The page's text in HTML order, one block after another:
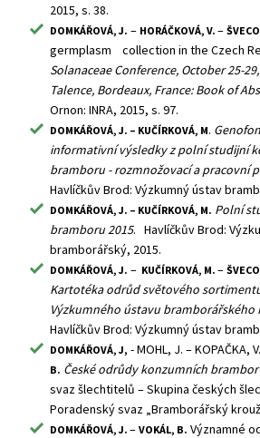
2015, s. 38.
DOMKÁŘOVÁ, J. – HORÁČKOVÁ, V. –
germplasm collection in the Czech
Solanaceae Conference, October 25-
Talence, Bordeaux, France: Book of
Ornon: INRA, 2015, s. 97.
DOMKÁŘOVÁ, J. – KUČÍRKOVÁ, M.
informativní výsledky z polní studijní
bramboru - rozmnožovací a pracovní
Havlíčkův Brod: Výzkumný ústav
DOMKÁŘOVÁ, J. – KUČÍRKOVÁ, M. Polní
bramboru 2015. Havlíčkův Brod:
bramborářský, 2015.
DOMKÁŘOVÁ, J. – KUČÍRKOVÁ, M. –
Kartotéka odrůd světového
Výzkumného ústavu bramborářského
Havlíčkův Brod: Výzkumný ústav
DOMKÁŘOVÁ, J, - MOHL, J. – KOPAČKA,
B. České odrůdy konzumních brambor
svaz šlechtitelů – Skupina českých
Poradenský svaz „Bramborářský
DOMKÁŘOVÁ, J. – VOKÁL, B. Významné